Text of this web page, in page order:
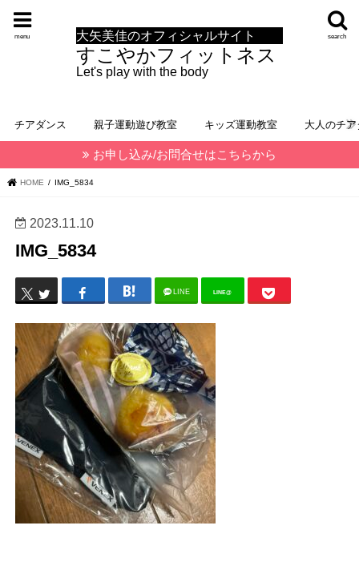
大矢美佳のオフィシャルサイト
すこやかフィットネス
Let's play with the body
search
menu
チアダンス 親子運動遊び教室 キッズ運動教室 大人のチ
お申し込み/お問合せはこちらから
HOME IMG_5834
2023.11.10
IMG_5834
LINE LINE@